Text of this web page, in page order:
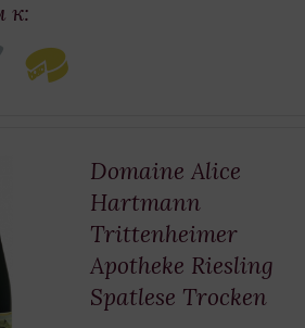
к:
Domaine Alice
Hartmann
Trittenheimer
Apotheke Riesling
Spatlese Тrocken